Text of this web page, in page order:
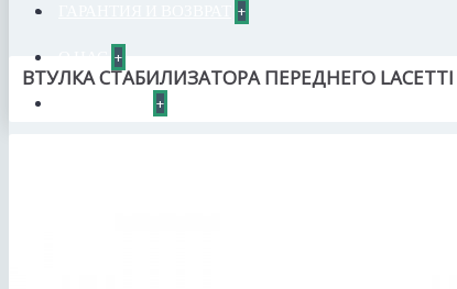
+
+
+
ВТУЛКА СТАБИЛИЗАТОРА ПЕРЕДНЕГО LACETTI /